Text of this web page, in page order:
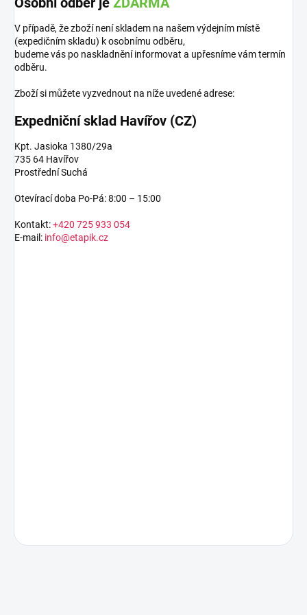
V případě, že zboží není skladem na našem výdejním místě
(expedičním skladu) k osobnímu odběru,
budeme vás po naskladnění informovat a upřesníme vám termín
odběru.
Zboží si můžete vyzvednout na níže uvedené adrese:
Expedniční sklad Havířov (CZ)
Kpt. Jasioka 1380/29a
735 64 Havířov
Prostřední Suchá
Otevírací doba Po-Pá: 8:00 – 15:00
Kontakt:+420 725 933 054
E-mail: info@etapik.cz